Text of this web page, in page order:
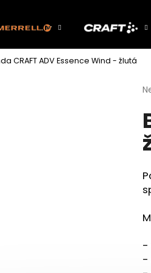
CRAFT ADV Essence Wind - žlutá
je
z
-
-
Co potřebujete